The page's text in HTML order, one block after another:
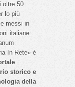
oltre 50
lo più
messi in
italiane:
In Rete» è
storico e
della